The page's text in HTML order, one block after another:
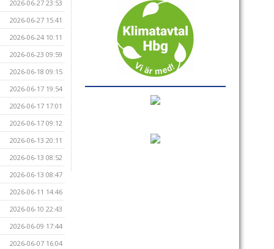
2026-06-27 23:53
2026-06-27 15:41
2026-06-24 10:11
2026-06-23 09:59
2026-06-18 09:15
2026-06-17 19:54
2026-06-17 17:01
2026-06-17 09:12
2026-06-13 20:11
2026-06-13 08:52
2026-06-13 08:47
2026-06-11 14:46
2026-06-10 22:43
2026-06-09 17:44
2026-06-07 16:04